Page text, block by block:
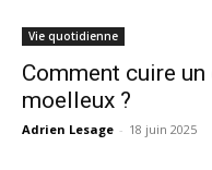
Vie quotidienne
Comment cuire un
moelleux ?
Adrien Lesage - 18 juin 2025